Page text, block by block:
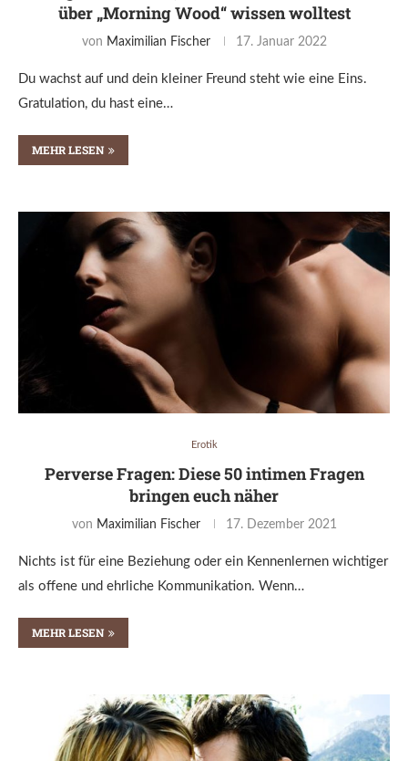
über „Morning Wood“ wissen wolltest
von Maximilian Fischer 17. Januar 2022
Du wachst auf und dein kleiner Freund steht wie eine Eins.
Gratulation, du hast eine…
MEHR LESEN
Erotik
Perverse Fragen: Diese 50 intimen Fragen
bringen euch näher
von Maximilian Fischer 17. Dezember 2021
Nichts ist für eine Beziehung oder ein Kennenlernen wichtiger
als offene und ehrliche Kommunikation. Wenn…
MEHR LESEN